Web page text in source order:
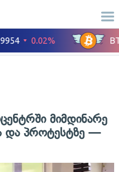
მიმდინარე
და პროტესტზე —